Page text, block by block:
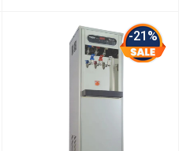
-21%